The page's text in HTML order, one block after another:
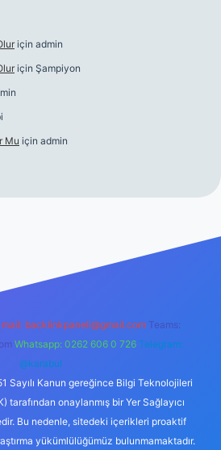
için admin
için Şampiyon
Mu için admin
backlinkpaneli@gmail.com Teams:
Whatsapp: 0262 606 0 726 Telegram:
@karabul
Sayılı Kanun gereğince Bilgi Teknolojileri
tarafından onaylanmış bir Yer Sağlayıcı
Bu nedenle, sitedeki içerikleri proaktif
yükümlülüğümüz bulunmamaktadır.